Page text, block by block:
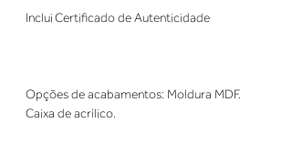
Inclui Certificado de Autenticidade
Opções de acabamentos: Moldura MDF.
Caixa de acrílico.